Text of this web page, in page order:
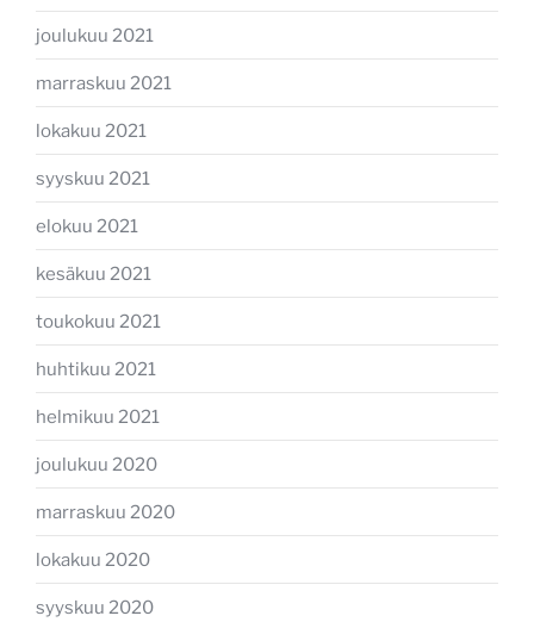
joulukuu 2021
marraskuu 2021
lokakuu 2021
syyskuu 2021
elokuu 2021
kesäkuu 2021
toukokuu 2021
huhtikuu 2021
helmikuu 2021
joulukuu 2020
marraskuu 2020
lokakuu 2020
syyskuu 2020